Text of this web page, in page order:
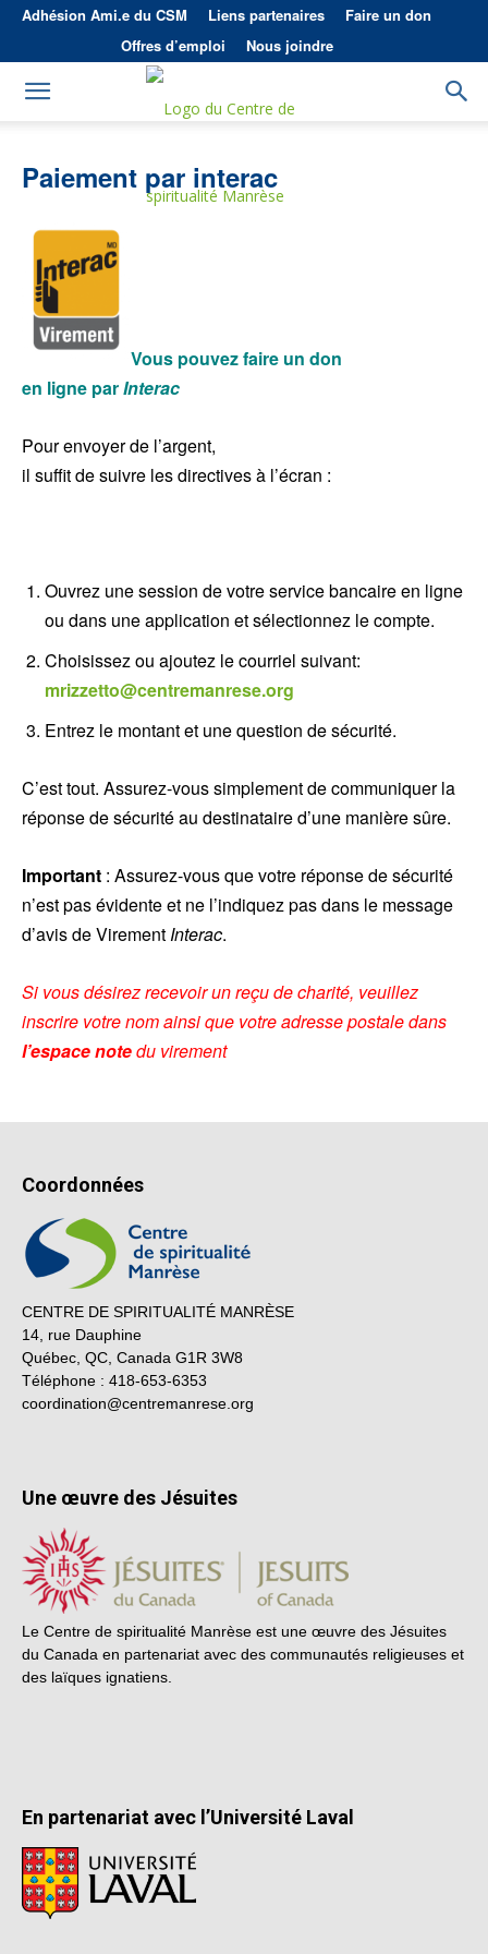
Adhésion Ami.e du CSM Liens partenaires
Faire un don
Offres d’emploi
Nous joindre
Paiement par interac
Vous pouvez faire un don
en ligne parInterac
Pour envoyer de l’argent,
il suffit de suivre les directives à l’écran :
Ouvrez une session de votre service bancaire en ligne
ou dans une application et sélectionnez le compte.
Choisissez ou ajoutez le courriel suivant:
mrizzetto@centremanrese.org
Entrez le montant et une question de sécurité.
C’est tout. Assurez-vous simplement de communiquer la
réponse de sécurité au destinataire d’une manière sûre.
Important : Assurez-vous que votre réponse de sécurité
n’est pas évidente et ne l’indiquez pas dans le message
d’avis de Virement Interac.
Si vous désirez recevoir un reçu de charité, veuillez
inscrire votre nom ainsi que votre adresse postale dans
l’espace notedu virement
Coordonnées
CENTRE DE SPIRITUALITÉ MANRÈSE
14, rue Dauphine
Québec, QC, Canada G1R 3W8
Téléphone : 418-653-6353
coordination@centremanrese.org
Une œuvre des Jésuites
Le Centre de spiritualité Manrèse est une œuvre des Jésuites
du Canada en partenariat avec des communautés religieuses et
des laïques ignatiens.
En partenariat avec l’Université Laval